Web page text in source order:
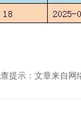
提示：文章来自网